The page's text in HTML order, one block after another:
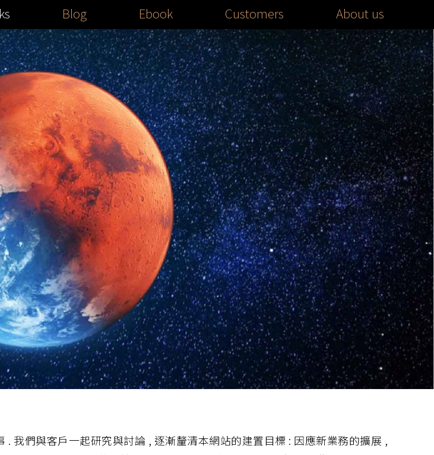
Blog Ebook Customers About us
我們與客戶一起研究與討論 , 逐漸釐清本網站的建置目標 : 因應新業務的擴展 ,